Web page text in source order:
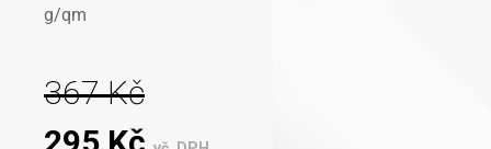
g/qm
367Kč
OriginalCurrent